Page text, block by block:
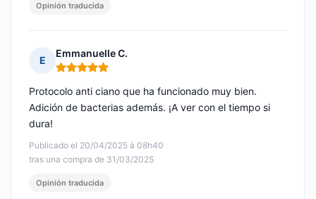
Opinión traducida
E
Emmanuelle C.
Nota: 5 de 5
Publicado el 20/04/2025 à 08h40
tras una compra de 31/03/2025
Protocolo anti ciano que ha funcionado muy bien.
Adición de bacterias además. ¡A ver con el tiempo si
dura!
Opinión traducida